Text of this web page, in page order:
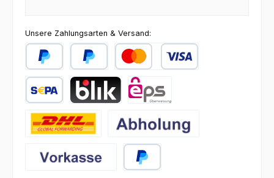
Unsere Zahlungsarten & Versand:
PayPal Später BezahlenKredit- oder Debitkarte
Abholung